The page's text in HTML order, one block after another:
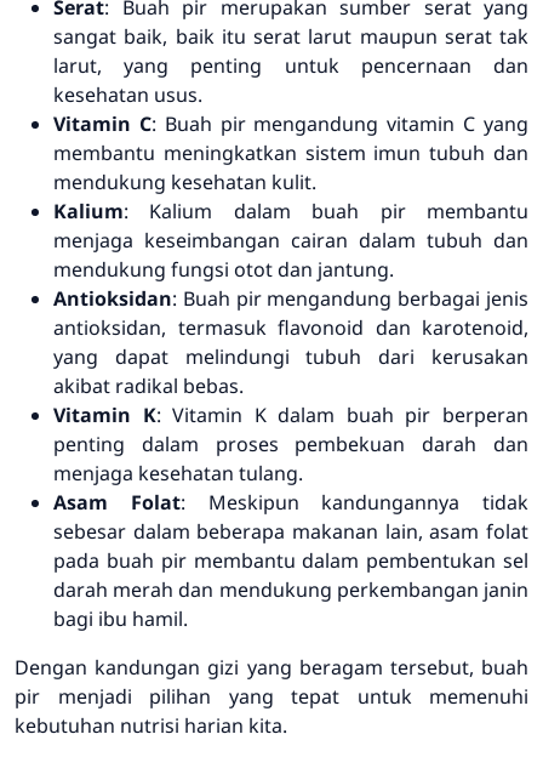
Serat: Buah pir merupakan sumber serat yang
sangat baik, baik itu serat larut maupun serat tak
larut, yang penting untuk pencernaan dan
kesehatan usus.
Vitamin C: Buah pir mengandung vitamin C yang
membantu meningkatkan sistem imun tubuh dan
mendukung kesehatan kulit.
Kalium: Kalium dalam buah pir membantu
menjaga keseimbangan cairan dalam tubuh dan
mendukung fungsi otot dan jantung.
Antioksidan: Buah pir mengandung berbagai jenis
antioksidan, termasuk flavonoid dan karotenoid,
yang dapat melindungi tubuh dari kerusakan
akibat radikal bebas.
Vitamin K: Vitamin K dalam buah pir berperan
penting dalam proses pembekuan darah dan
menjaga kesehatan tulang.
Asam Folat: Meskipun kandungannya tidak
sebesar dalam beberapa makanan lain, asam folat
pada buah pir membantu dalam pembentukan sel
darah merah dan mendukung perkembangan janin
bagi ibu hamil.
Dengan kandungan gizi yang beragam tersebut, buah
pir menjadi pilihan yang tepat untuk memenuhi
kebutuhan nutrisi harian kita.